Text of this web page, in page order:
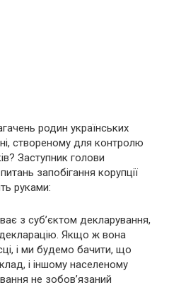
родин українських
створеному для контролю
Заступник голови
запобігання корупції
руками:
з суб’єктом декларування,
Якщо ж вона
і ми будемо бачити, що
і іншому населеному
не зобов’язаний